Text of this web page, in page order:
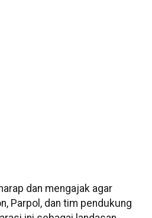
dan mengajak agar
Parpol, dan tim pendukung